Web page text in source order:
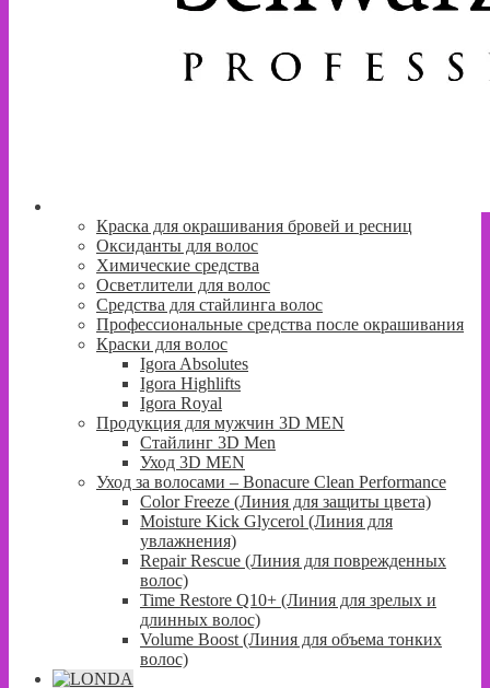
Краска для окрашивания бровей и ресниц
Оксиданты для волос
Химические средства
Осветлители для волос
Средства для стайлинга волос
Профессиональные средства после окрашивания
Краски для волос
Igora Absolutes
Igora Highlifts
Igora Royal
Продукция для мужчин 3D MEN
Стайлинг 3D Men
Уход 3D MEN
Уход за волосами – Bonacure Clean Performance
Color Freeze (Линия для защиты цвета)
Moisture Kick Glycerol (Линия для
увлажнения)
Repair Rescue (Линия для поврежденных
волос)
Time Restore Q10+ (Линия для зрелых и
длинных волос)
Volume Boost (Линия для объема тонких
волос)